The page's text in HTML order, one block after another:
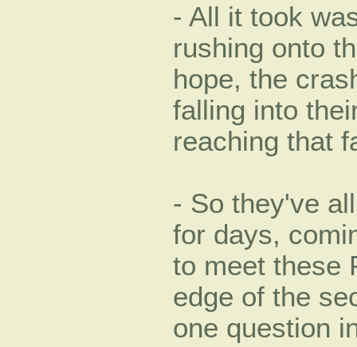
- All it took
rushing onto
hope, the
falling into
reaching that
- So they've
for days,
to meet these
edge of the
one question